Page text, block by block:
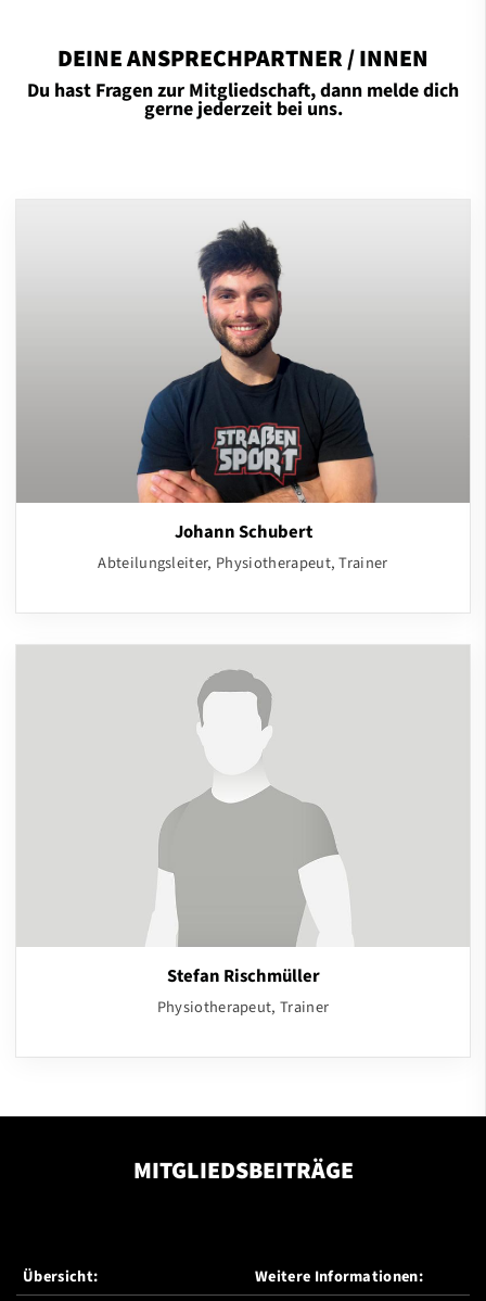
DEINE ANSPRECHPARTNER / INNEN
Du hast Fragen zur Mitgliedschaft, dann melde dich
gerne jederzeit bei uns.
Johann Schubert
Abteilungsleiter, Physiotherapeut, Trainer
Stefan Rischmüller
Physiotherapeut, Trainer
MITGLIEDSBEITRÄGE
Übersicht:
Weitere Informationen: